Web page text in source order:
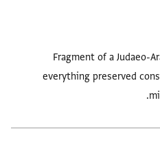
Fragment of a Judaeo-
everything preserved